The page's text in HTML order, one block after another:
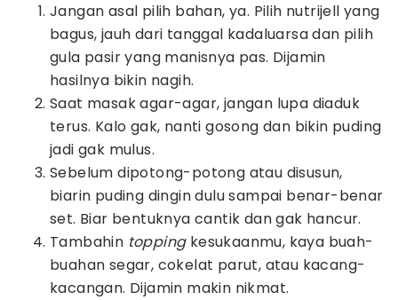
Jangan asal pilih bahan, ya. Pilih nutrijell yang
bagus, jauh dari tanggal kadaluarsa dan pilih
gula pasir yang manisnya pas. Dijamin
hasilnya bikin nagih.
Saat masak agar-agar, jangan lupa diaduk
terus. Kalo gak, nanti gosong dan bikin puding
jadi gak mulus.
Sebelum dipotong-potong atau disusun,
biarin puding dingin dulu sampai benar-benar
set. Biar bentuknya cantik dan gak hancur.
Tambahin toppingkesukaanmu, kaya buah-
buahan segar, cokelat parut, atau kacang-
kacangan. Dijamin makin nikmat.